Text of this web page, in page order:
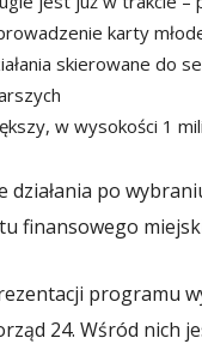
karty
skierowane do
w wysokości 1
działania po
finansowego
programu
24. Wśród nich